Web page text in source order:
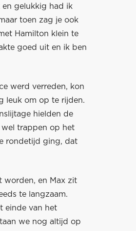
en gelukkig had ik
toen zag je ook
Hamilton klein te
goed uit en ik ben
werd verreden, kon
leuk om op te rijden.
hielden de
trappen op het
rondetijd ging, dat
worden, en Max zit
te langzaam.
einde van het
we nog altijd op